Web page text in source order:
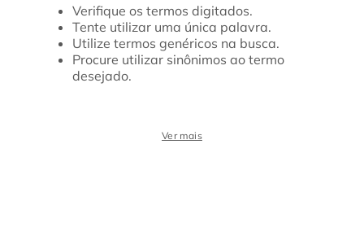
Verifique os termos digitados.
Tente utilizar uma única palavra.
Utilize termos genéricos na busca.
Procure utilizar sinônimos ao termo
desejado.
Ver mais